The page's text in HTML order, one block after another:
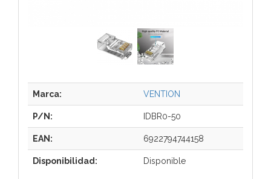
Marca: VENTION
P/N: IDBR0-50
EAN: 6922794744158
Disponibilidad: Disponible